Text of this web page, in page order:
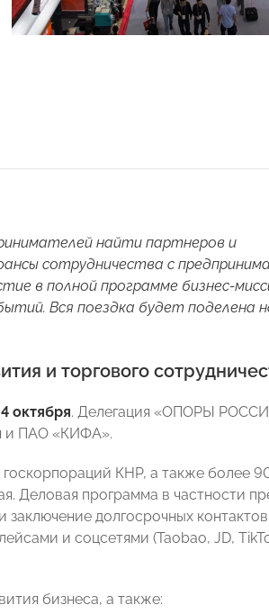
найти партнеров и
сотрудничества с
в полной программе бизнес-
Вся поездка будет поделена
и торгового
октября. Делегация «ОПОРЫ
и ПАО «КИФА».
КНР, а также более
Деловая программа в частности
долгосрочных
и соцсетями (Taobao, JD,
бизнеса, а также: